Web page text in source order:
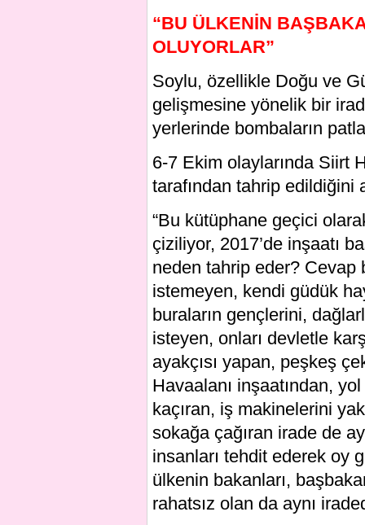
“BU ÜLKENİN
OLUYORLAR”
Soylu, özellikle Doğu ve
gelişmesine yönelik bir
yerlerinde bombaların
6-7 Ekim olaylarında Siirt
tarafından tahrip edildiğini
“Bu kütüphane geçici
çiziliyor, 2017’de inşaatı
neden tahrip eder? Cevap
istemeyen, kendi güdük
buraların gençlerini,
isteyen, onları devletle
ayakçısı yapan, peşkeş
Havaalanı inşaatından,
kaçıran, iş makinelerini
sokağa çağıran irade de
insanları tehdit ederek oy
ülkenin bakanları,
rahatsız olan da aynı